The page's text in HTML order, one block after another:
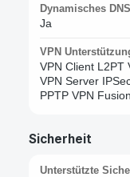
Dynamisches
Ja
VPN
VPN Client L2PT
VPN Server
PPTP VPN
Sicherheit
Unterstützte